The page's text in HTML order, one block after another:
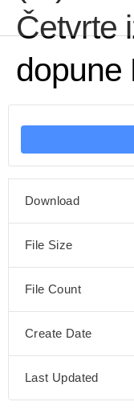
Četvrte
dopune
Download
File Size
File Count
Create Date
Last Updated